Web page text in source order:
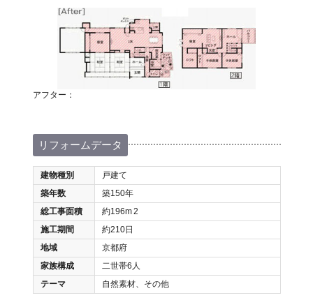
アフター：
リフォームデータ
建物種別
戸建て
築年数
築150年
総工事面積
約196m2
施工期間
約210日
地域
京都府
家族構成
二世帯6人
テーマ
自然素材、その他